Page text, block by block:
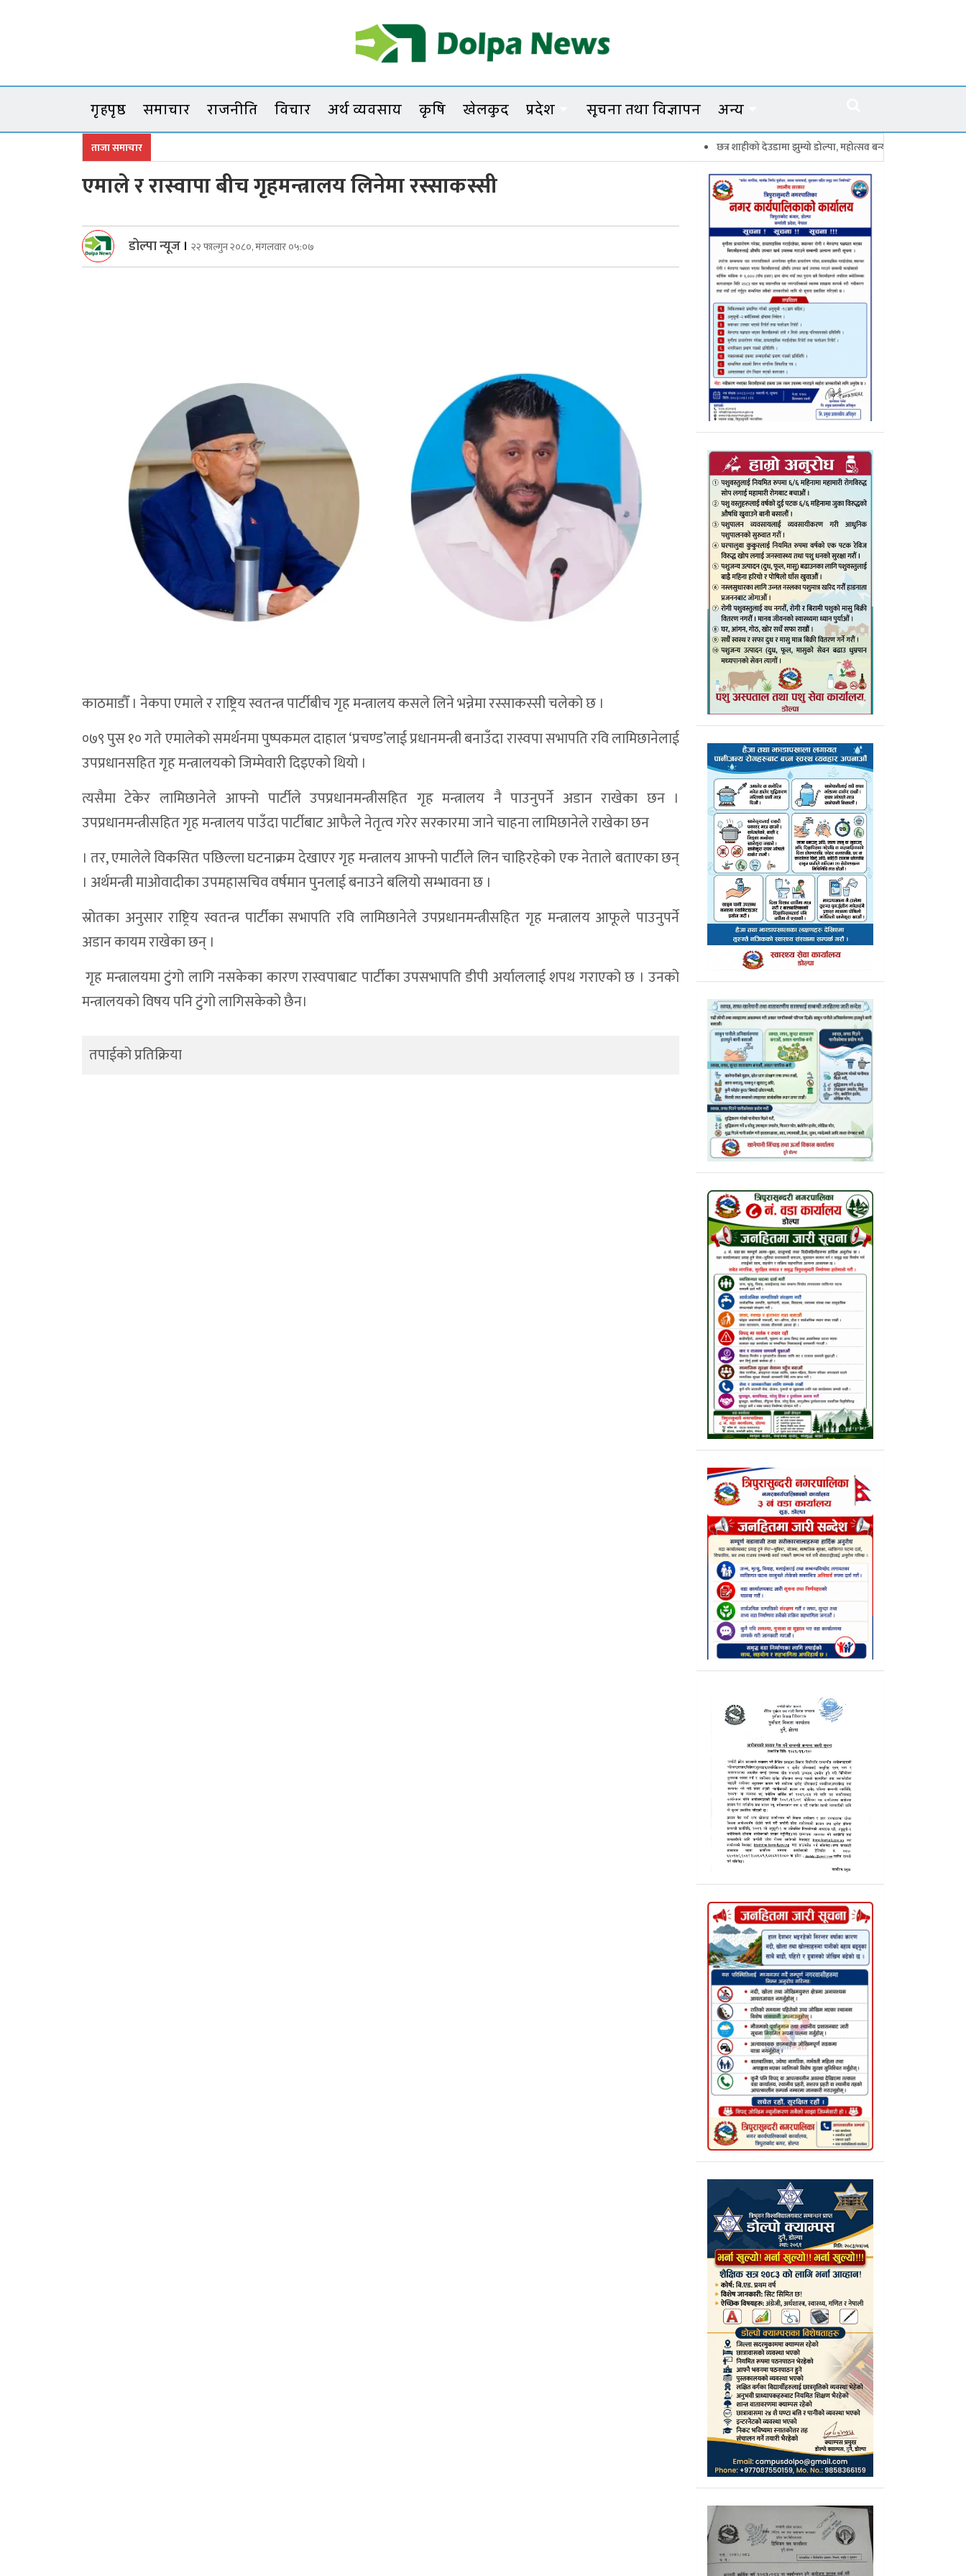
Dolpanews
गृहपृष्ठ समाचार राजनीति विचार अर्थ व्यवसाय कृषि खेलकुद प्रदेश सूचना तथा विज्ञापन अन्य
ताजा समाचार छत्र शाहीको देउडामा झुम्यो डोल्पा, महोत्सव बन्यो कर्णालीको सांगीतिक उत्सव
एमाले र रास्वापा बीच गृहमन्त्रालय लिनेमा रस्साकस्सी
डोल्पा न्यूज । २२ फाल्गुन २०८०, मंगलवार ०५:०७
काठमाडौँ । नेकपा एमाले र राष्ट्रिय स्वतन्त्र पार्टीबीच गृह मन्त्रालय कसले लिने भन्नेमा रस्साकस्सी चलेको छ ।
०७९ पुस १० गते एमालेको समर्थनमा पुष्पकमल दाहाल ‘प्रचण्ड’लाई प्रधानमन्त्री बनाउँदा रास्वपा सभापति रवि लामिछानेलाई
उपप्रधानसहित गृह मन्त्रालयको जिम्मेवारी दिइएको थियो ।
त्यसैमा टेकेर लामिछानेले आफ्नो पार्टीले उपप्रधानमन्त्रीसहित गृह मन्त्रालय नै पाउनुपर्ने अडान राखेका छन ।
उपप्रधानमन्त्रीसहित गृह मन्त्रालय पाउँदा पार्टीबाट आफैले नेतृत्व गरेर सरकारमा जाने चाहना लामिछानेले राखेका छन
। तर, एमालेले विकसित पछिल्ला घटनाक्रम देखाएर गृह मन्त्रालय आफ्नो पार्टीले लिन चाहिरहेको एक नेताले बताएका छन्
। अर्थमन्त्री माओवादीका उपमहासचिव वर्षमान पुनलाई बनाउने बलियो सम्भावना छ ।
स्रोतका अनुसार राष्ट्रिय स्वतन्त्र पार्टीका सभापति रवि लामिछानेले उपप्रधानमन्त्रीसहित गृह मन्त्रालय आफूले पाउनुपर्ने
अडान कायम राखेका छन् ।
गृह मन्त्रालयमा टुंगो लागि नसकेका कारण रास्वपाबाट पार्टीका उपसभापति डीपी अर्याललाई शपथ गराएको छ । उनको
मन्त्रालयको विषय पनि टुंगो लागिसकेको छैन।
तपाईको प्रतिक्रिया